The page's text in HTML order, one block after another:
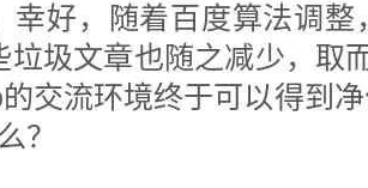
幸好，随着百度算法调
垃圾文章也随之减少，取
交流环境终于可以得到
？